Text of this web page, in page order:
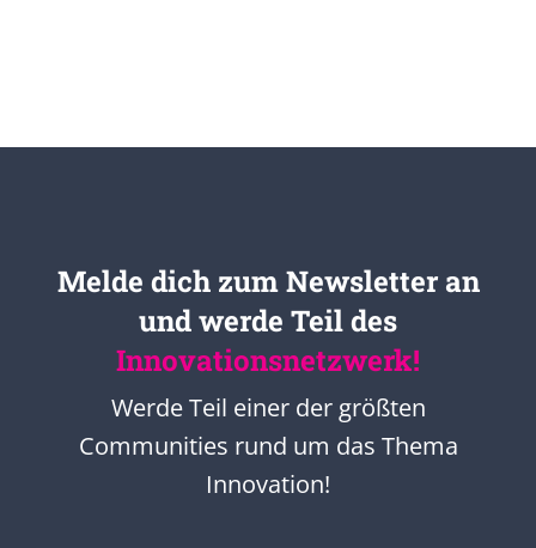
Melde dich zum Newsletter an
und werde Teil des
Innovationsnetzwerk!
Werde Teil einer der größten
Communities rund um das Thema
Innovation!